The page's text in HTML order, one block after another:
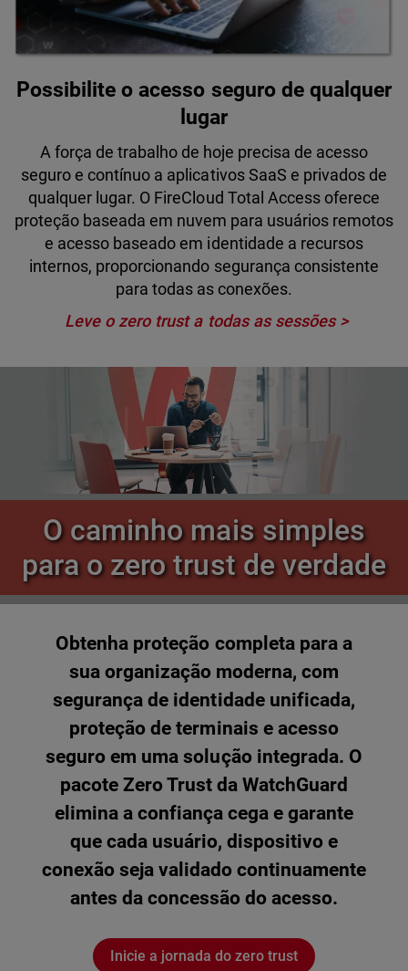
Possibilite o acesso seguro de qualquer
lugar
A força de trabalho de hoje precisa de acesso
seguro e contínuo a aplicativos SaaS e privados de
qualquer lugar. O FireCloud Total Access oferece
proteção baseada em nuvem para usuários remotos
e acesso baseado em identidade a recursos
internos, proporcionando segurança consistente
para todas as conexões.
Leve o zero trust a todas as sessões
O caminho mais simples
para o zero trust de verdade
Obtenha proteção completa para a
sua organização moderna, com
segurança de identidade unificada,
proteção de terminais e acesso
seguro em uma solução integrada. O
pacote Zero Trust da WatchGuard
elimina a confiança cega e garante
que cada usuário, dispositivo e
conexão seja validado continuamente
antes da concessão do acesso.
Inicie a jornada do zero trust